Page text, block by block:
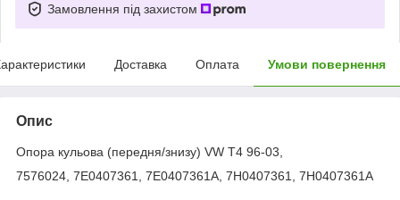
Замовлення під захистом
Доставка Оплата Умови повернення
Опис
Опора кульова (передня/знизу) VW T4 96-03,
7576024, 7E0407361, 7E0407361A, 7H0407361, 7H0407361A